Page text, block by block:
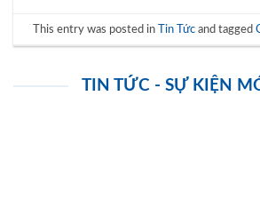
This entry was posted in Tin Tức and tagged
TIN TỨC - SỰ KIỆN